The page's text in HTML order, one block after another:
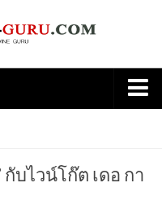
กับไวน์โก๊ต เดอ กา